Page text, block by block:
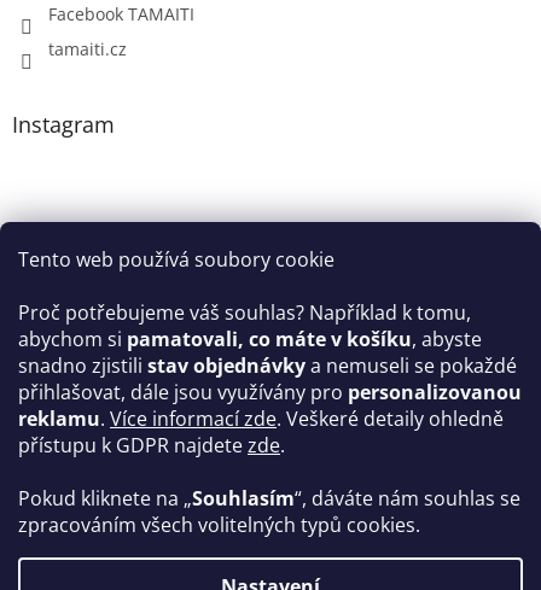
Tento web používá soubory cookie
Proč potřebujeme váš souhlas? Například k tomu,
abychom si pamatovali, co máte v košíku, abyste
snadno zjistili stav objednávkya nemuseli se pokaždé
přihlašovat, dále jsou využívány pro personalizovanou
reklamu. Více informací zde. Veškeré detaily ohledně
přístupu k GDPR najdetezde.
Pokud kliknete na „Souhlasím“, dáváte nám souhlas se
zpracováním všech volitelných typů cookies.
Facebook TAMAITI
tamaiti.cz
Instagram
Sledovat na Instagramu
Facebook